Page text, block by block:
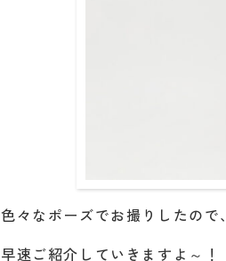
色々なポーズでお撮りしたので
早速ご紹介していきますよ～！